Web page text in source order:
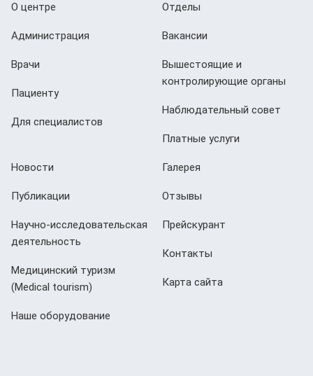
О центре
Администрация
Врачи
Пациенту
Для специалистов
Отделы
Вакансии
Вышестоящие и
контролирующие органы
Наблюдательный совет
Платные услуги
Новости
Публикации
Научно-исследовательская
деятельность
Медицинский туризм
(Мedical tourism)
Наше оборудование
Галерея
Отзывы
Прейскурант
Контакты
Карта сайта